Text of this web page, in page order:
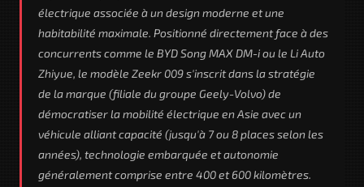
électrique associée à un design moderne et une
habitabilité maximale. Positionné directement face à des
concurrents comme le BYD Song MAX DM-i ou le Li Auto
Zhiyue, le modèle Zeekr 009 s'inscrit dans la stratégie
de la marque (filiale du groupe Geely-Volvo) de
démocratiser la mobilité électrique en Asie avec un
véhicule alliant capacité (jusqu'à 7 ou 8 places selon les
années), technologie embarquée et autonomie
généralement comprise entre 400 et 600 kilomètres.